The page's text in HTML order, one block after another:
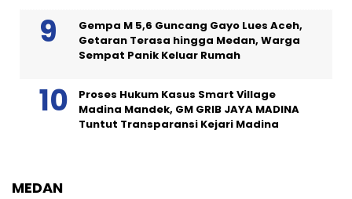
Gempa M 5,6 Guncang Gayo Lues Aceh,
Getaran Terasa hingga Medan, Warga
Sempat Panik Keluar Rumah
Proses Hukum Kasus Smart Village
Madina Mandek, GM GRIB JAYA MADINA
Tuntut Transparansi Kejari Madina
MEDAN